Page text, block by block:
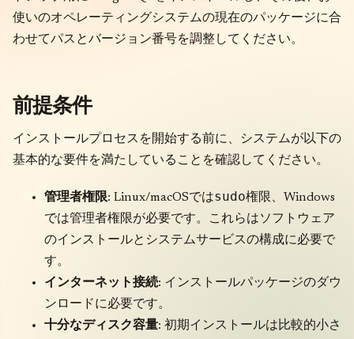
使いのオペレーティングシステムの現在のパッケージに合
わせてパスとバージョン番号を調整してください。
前提条件
インストールプロセスを開始する前に、システムが以下の
基本的な要件を満たしていることを確認してください。
管理者権限: Linux/macOSではsudo権限、Windows
では管理者権限が必要です。これらはソフトウェア
のインストールとシステムサービスの構成に必要で
す。
インターネット接続: インストールパッケージのダウ
ンロードに必要です。
十分なディスク容量: 初期インストールは比較的小さ